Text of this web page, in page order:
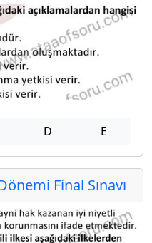
D E
Final Sınavı